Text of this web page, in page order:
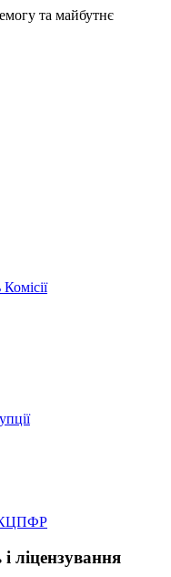
та майбутнє
ліцензування